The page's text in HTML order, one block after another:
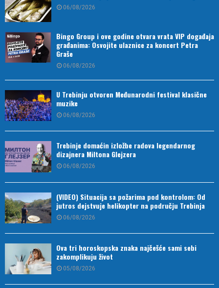
06/08/2026
Bingo Group i ove godine otvara vrata VIP događaja
građanima: Osvojite ulaznice za koncert Petra
Graše
06/08/2026
U Trebinju otvoren Međunarodni festival klasične
muzike
06/08/2026
Trebinje domaćin izložbe radova legendarnog
dizajnera Miltona Glejzera
06/08/2026
(VIDEO) Situacija sa požarima pod kontrolom: Od
jutros dejstvuje helikopter na području Trebinja
06/08/2026
Ova tri horoskopska znaka najčešće sami sebi
zakomplikuju život
05/08/2026